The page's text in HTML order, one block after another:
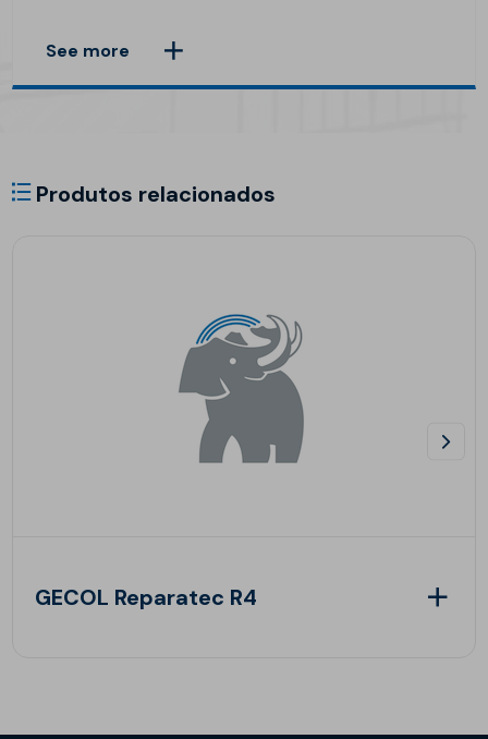
See more
Produtos relacionados
GECOL Reparatec R4